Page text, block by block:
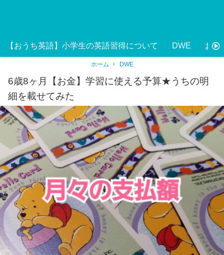
【おうち英語】小学生の英語習得について DWE おう
ホーム DWE
6歳8ヶ月【お金】学習に使える予算★うちの明
細を載せてみた